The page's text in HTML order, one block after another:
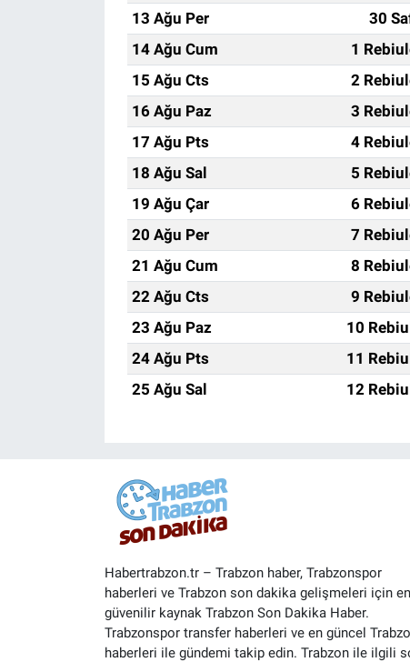
13 Ağu Per
30
14 Ağu Cum
1
15 Ağu Cts
2
16 Ağu Paz
3
17 Ağu Pts
4
18 Ağu Sal
5
19 Ağu Çar
6
20 Ağu Per
7
21 Ağu Cum
8
22 Ağu Cts
9
23 Ağu Paz
10
24 Ağu Pts
11
25 Ağu Sal
12
Habertrabzon.tr – Trabzon haber, Trabzonspor
haberleri ve Trabzon son dakika gelişmeleri için en
güvenilir kaynak Trabzon Son Dakika Haber.
Trabzonspor transfer haberleri ve en güncel
haberleri ile gündemi takip edin. Trabzon ile ilgili